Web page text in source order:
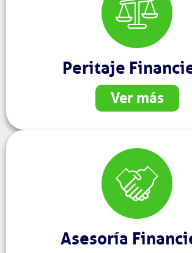
Peritaje
Ver más
Asesoría